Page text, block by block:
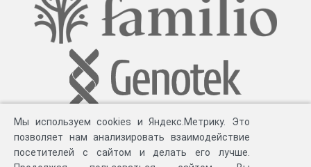
Мы используем cookies и Яндекс.Метрику. Это
позволяет нам анализировать взаимодействие
посетителей с сайтом и делать его лучше.